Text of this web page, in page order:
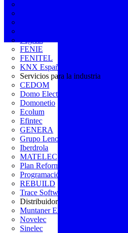
FENIE
FENITEL
KNX España
Servicios para la industria
CEDOM
Domo Electra
Domonetio
Ecolum
Efintec
GENERA
Grupo Lenor
Iberdrola
MATELEC
Plan Reforma
Programación Integral
REBUILD
Trace Software
Distribuidor
Muntaner Electro
Novelec
Sinelec